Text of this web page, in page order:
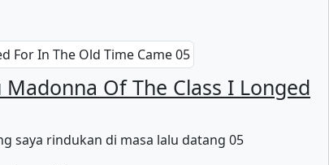
Of The Class I Longed
saya rindukan di masa lalu datang 05